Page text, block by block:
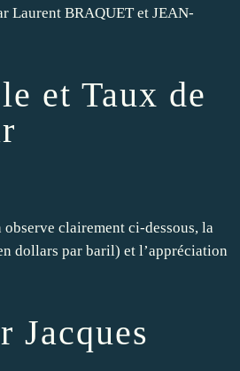
Laurent BRAQUET et JEAN-
et Taux de
clairement ci-dessous, la
dollars par baril) et l’appréciation
Jacques